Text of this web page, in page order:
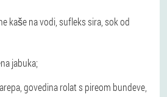
kaše na vodi, sufleks sira, sok od
jabuka;
govedina rolat s pireom bundeve,